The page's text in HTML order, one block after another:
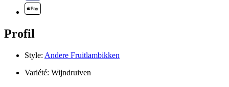
Profil
Style: Andere Fruitlambikken
Variété: Wijndruiven